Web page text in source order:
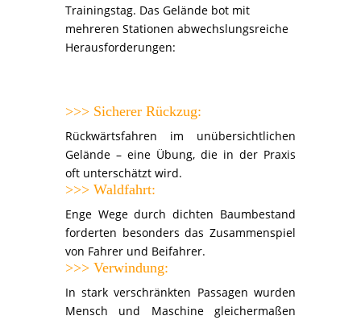
Trainingstag. Das Gelände bot mit
mehreren Stationen abwechslungsreiche
Herausforderungen:
>>> Sicherer Rückzug:
Rückwärtsfahren im unübersichtlichen
Gelände – eine Übung, die in der Praxis
oft unterschätzt wird.
>>> Waldfahrt:
Enge Wege durch dichten Baumbestand
forderten besonders das Zusammenspiel
von Fahrer und Beifahrer.
>>> Verwindung:
In stark verschränkten Passagen wurden
Mensch und Maschine gleichermaßen